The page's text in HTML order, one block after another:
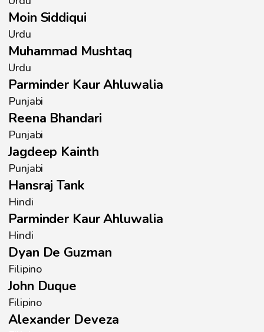
Moin Siddiqui
Urdu
Muhammad Mushtaq
Urdu
Parminder Kaur Ahluwalia
Punjabi
Reena Bhandari
Punjabi
Jagdeep Kainth
Punjabi
Hansraj Tank
Hindi
Parminder Kaur Ahluwalia
Hindi
Dyan De Guzman
Filipino
John Duque
Filipino
Alexander Deveza